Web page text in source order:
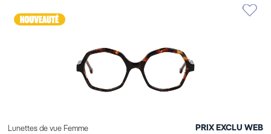
Lunettes de vue Femme PRIX EXCLU WEB